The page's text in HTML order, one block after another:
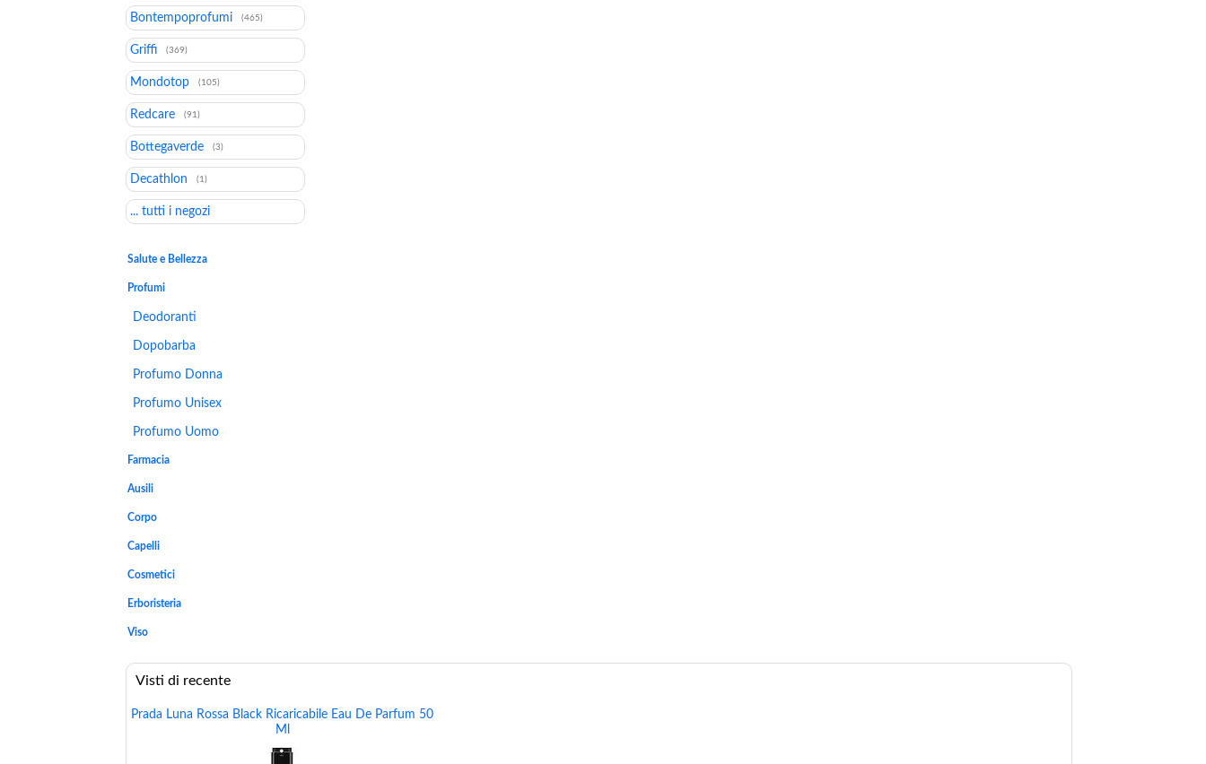
Bontempoprofumi (465)
Griffi (369)
Mondotop (105)
Redcare (91)
Bottegaverde (3)
Decathlon (1)
... tutti i negozi
Salute e Bellezza
Profumi
Deodoranti
Dopobarba
Profumo Donna
Profumo Unisex
Profumo Uomo
Farmacia
Ausili
Corpo
Capelli
Cosmetici
Erboristeria
Viso
Visti di recente
Prada Luna Rossa Black Ricaricabile Eau De Parfum 50
Ml